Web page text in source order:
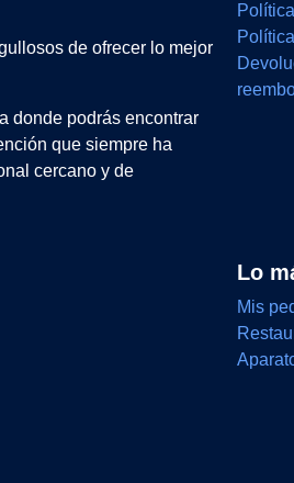
Lo
Mis
de ofrecer lo mejor
donde podrás encontrar
que siempre ha
cercano y de